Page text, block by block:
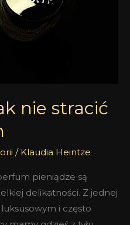
nie stracić
/ Klaudia Heintze
pieniądze są
delikatności. Z jednej
i często